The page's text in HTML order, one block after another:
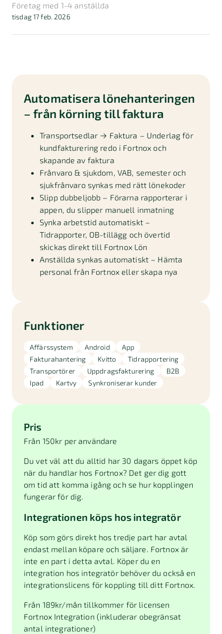
Företag med 1-4 anställda
tisdag 17 feb. 2026
Automatisera lönehanteringen
– från körning till faktura
Transportsedlar → Faktura – Underlag för
kundfakturering redo i Fortnox och
skapande av faktura
Frånvaro & sjukdom, VAB, semester och
sjukfrånvaro synkas med rätt lönekoder
Slipp dubbeljobb – Förarna rapporterar i
appen, du slipper manuell inmatning
Synka arbetstid automatiskt –
Tidrapporter, OB-tillägg och övertid
skickas direkt till Fortnox Lön
Anställda synkas automatiskt – Hämta
personal från Fortnox eller skapa nya
Funktioner
Affärssystem Android
App
Fakturahantering
Kvitto
Tidrapportering
Transportörer
Uppdragsfakturering
B2B
Ipad
Kartvy Synkroniserar kunder
Pris
Från 150kr per användare
Du vet väl att du alltid har 30 dagars öppet köp
när du handlar hos Fortnox? Det ger dig gott
om tid att komma igång och se hur kopplingen
fungerar för dig.
Integrationen köps hos integratör
Köp som görs direkt hos tredje part har avtal
endast mellan köpare och säljare. Fortnox är
inte en part i detta avtal. Köper du en
integration hos integratör behöver du också en
integrationslicens för koppling till ditt Fortnox.
Från 189kr/mån tillkommer för licensen
Fortnox Integration (inkluderar obegränsat
antal integrationer)